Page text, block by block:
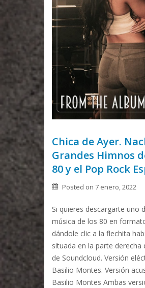
Chica de Ayer.
Grandes Himnos
80 y el Pop Rock
Posted on 7 enero, 2022
Si quieres descargarte uno
música de los 80 en
dándole clic a la flechita
situada en la parte
de Soundcloud. Versión
Basilio Montes. Versión
Basilio Montes Ambas